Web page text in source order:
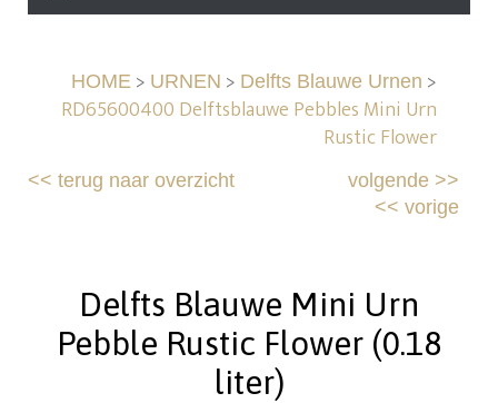
HOME> URNEN > Delfts Blauwe Urnen >
RD65600400 Delftsblauwe Pebbles Mini Urn
Rustic Flower
<<terug naar overzicht volgende>>
<< vorige
Delfts Blauwe Mini Urn
Pebble Rustic Flower (0.18
liter)